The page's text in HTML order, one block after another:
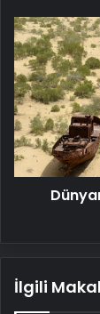
Dünyanın
dördüncü
büyük
gölü
Aral,
çöle
dönüştü
İlgili